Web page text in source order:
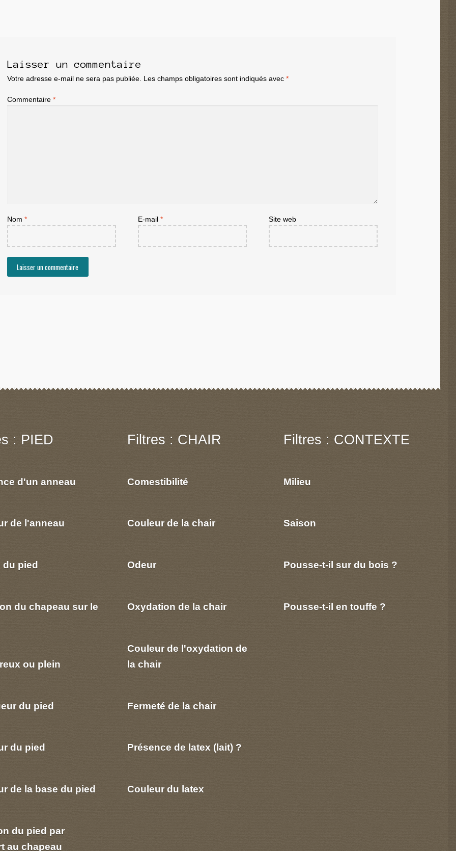
Laisser un commentaire
Votre adresse e-mail ne sera pas publiée. Les champs obligatoires sont indiqués avec *
Commentaire *
Nom * E-mail * Site web
: PIED
d'un anneau
de l'anneau
du pied
du chapeau sur le
ou plein
du pied
du pied
de la base du pied
du pied par
au chapeau
Filtres : CHAIR
Comestibilité
Couleur de la chair
Odeur
Oxydation de la chair
Couleur de l'oxydation de
la chair
Fermeté de la chair
Présence de latex (lait) ?
Couleur du latex
Filtres : CONTEXTE
Milieu
Saison
Pousse-t-il sur du bois ?
Pousse-t-il en touffe ?